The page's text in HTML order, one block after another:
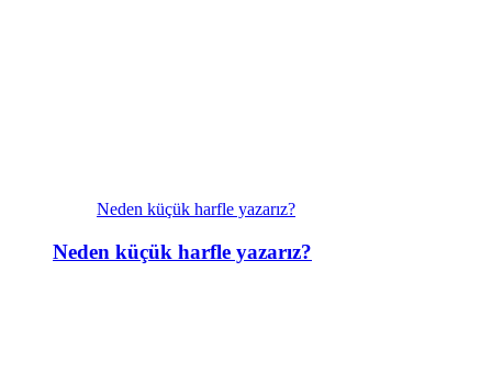
Neden küçük harfle yazarız?
Neden küçük harfle yazarız?